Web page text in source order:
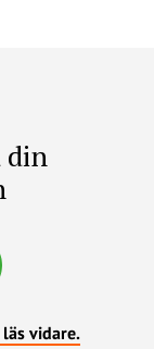
din
vidare.